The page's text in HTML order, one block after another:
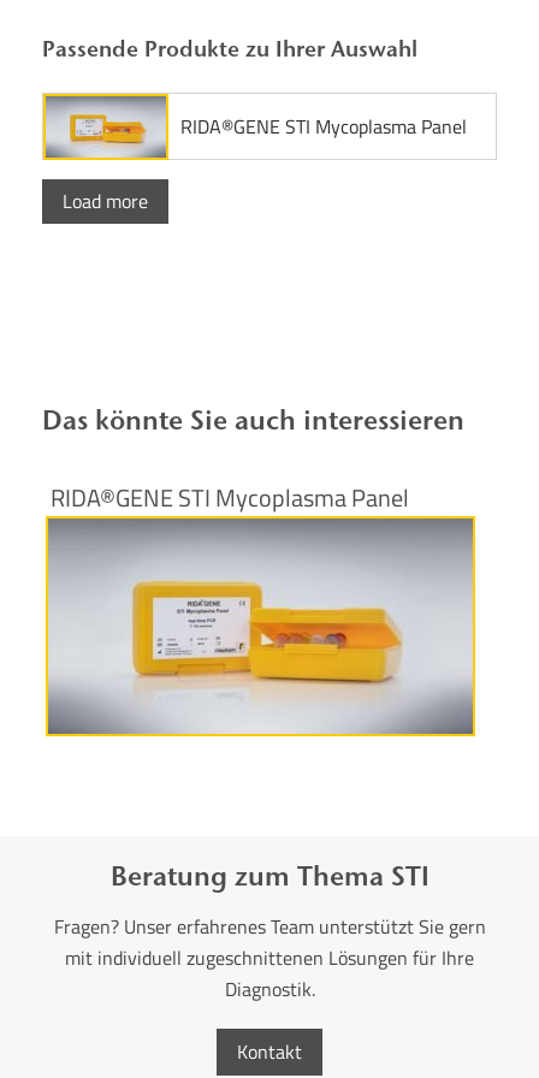
Passende Produkte zu Ihrer Auswahl
RIDA®GENE STI Mycoplasma Panel
Load more
Das könnte Sie auch interessieren
RIDA®GENE STI Mycoplasma Panel
Produktinformationen
Beratung zum Thema STI
Fragen? Unser erfahrenes Team unterstützt Sie gern
mit individuell zugeschnittenen Lösungen für Ihre
Diagnostik.
Kontakt